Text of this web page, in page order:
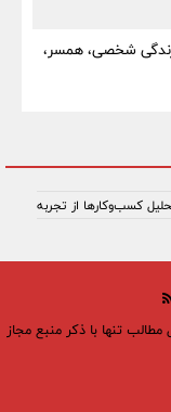
زندگی شخصی، همسر،
کسب‌وکارها از تجربه
تنها با ذکر منبع مجاز